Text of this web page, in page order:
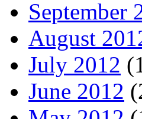
September
August
July 2012
June 2012